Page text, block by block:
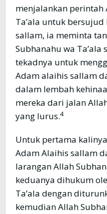
menjalankan perintah
Ta’ala untuk
sallam, ia meminta
Subhanahu wa Ta’ala
tekadnya untuk
Adam alaihis sallam
dalam lembah
mereka dari jalan
yang lurus.4
Untuk pertama
Adam Alaihis sallam
larangan Allah
keduanya dihukum
Ta’ala dengan
kemudian Allah